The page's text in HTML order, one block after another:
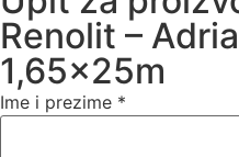
Renolit –
1,65x25m
Ime i prezime *